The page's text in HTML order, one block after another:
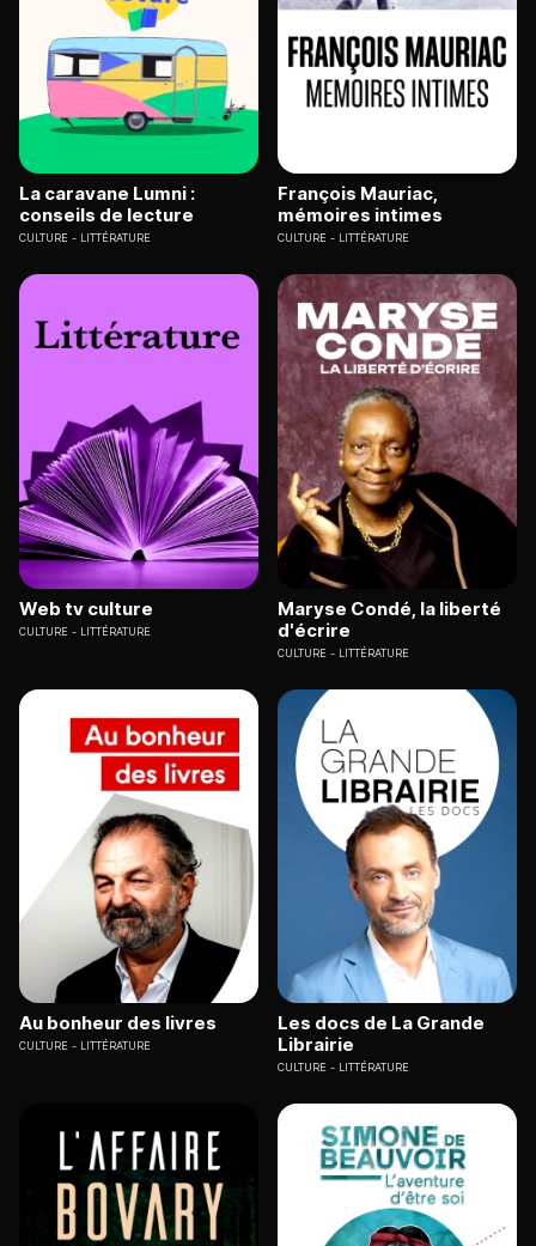
La caravane Lumni :
conseils de lecture
CULTURE LITTÉRATURE
François Mauriac,
mémoires intimes
CULTURE LITTÉRATURE
Web tv culture
CULTURE LITTÉRATURE
Maryse Condé, la liberté
d'écrire
CULTURE LITTÉRATURE
Au bonheur des livres
CULTURE LITTÉRATURE
Les docs de La Grande
Librairie
CULTURE LITTÉRATURE